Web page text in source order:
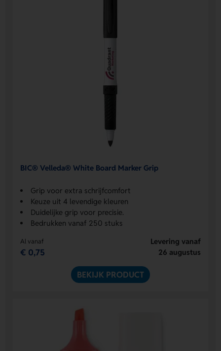
BIC® Velleda® White Board Marker Grip
Grip voor extra schrijfcomfort
Keuze uit 4 levendige kleuren
Duidelijke grip voor precisie.
Bedrukken vanaf 250 stuks
Al vanaf
€ 0,75
Levering vanaf
26 augustus
BEKIJK PRODUCT